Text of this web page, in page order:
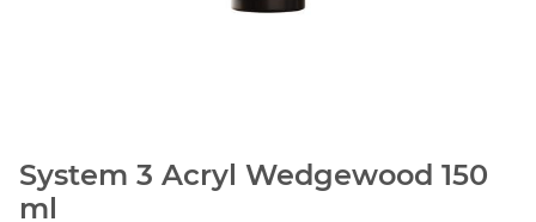
System 3 Acryl Wedgewood 150
ml